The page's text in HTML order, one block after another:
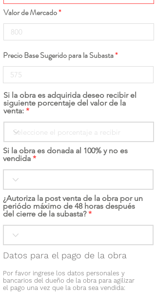
Valor de Mercado
Precio Base Sugerido para la Subasta
Si la obra es adquirida deseo recibir el
siguiente porcentaje del valor de la
venta:
Si la obra es donada al 100% y no es
vendida
¿Autoriza la post venta de la obra por un
periódo máximo de 48 horas después
del cierre de la subasta?
Datos para el pago de la obra
Por favor ingrese los datos personales y
bancarios del dueño de la obra para agilizar
el pago una vez que la obra sea vendida: